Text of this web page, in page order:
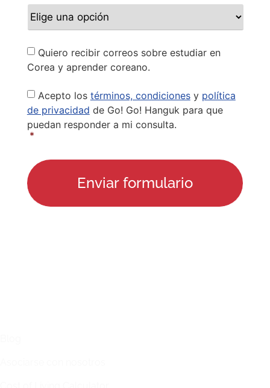
Newsletter
Quiero recibir correos sobre estudiar en
Corea y aprender coreano.
Privacy
Policy
Acepto los términos, condicionesy política
de privacidad de Go! Go! Hanguk para que
puedan responder a mi consulta.
*